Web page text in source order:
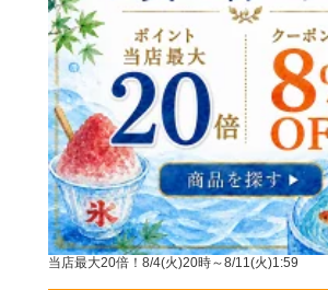
当店最大20倍！8/4(火)20時～8/11(火)1:59